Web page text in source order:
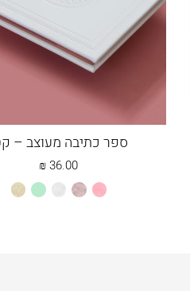
ספר כתיבה מעוצב –
36.00
₪
ורוד
כספסף
לבן מנטה שמנת